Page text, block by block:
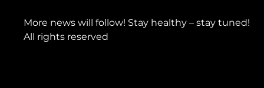
More news will follow! Stay healthy – stay tuned!
All rights reserved